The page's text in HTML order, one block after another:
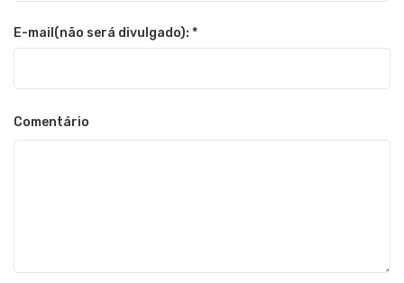
E-mail(não será divulgado): *
Comentário